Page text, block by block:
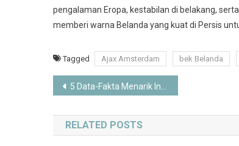
pengalaman Eropa, kestabilan di belakang,
memberi warna Belanda yang kuat di Persis
Tagged Ajax Amsterdam bek Belanda
Post
navigation
5 Data-Fakta Menarik Indonesia di Piala AFF U‑23
RELATED POSTS